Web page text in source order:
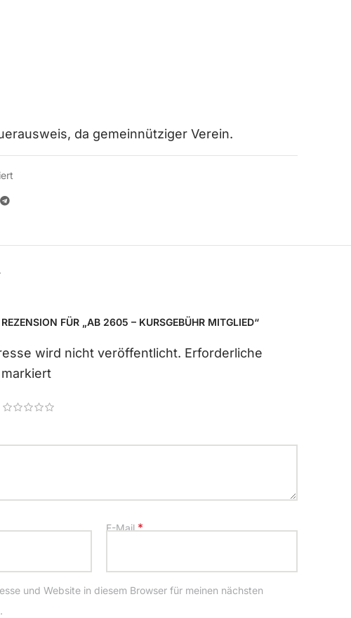
da gemeinnütziger Verein.
REZENSION FÜR „AB 2605 – KURSGEBÜHR MITGLIED“
wird nicht veröffentlicht. Erforderliche
markiert
E-Mail*
und Website in diesem Browser für meinen nächsten